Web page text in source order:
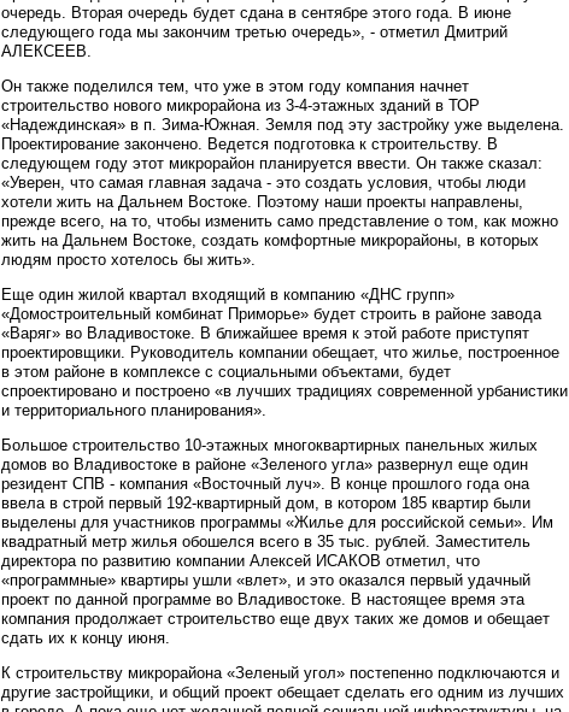
очередь. Вторая очередь будет сдана в сентябре этого года. В июне
следующего года мы закончим третью очередь», - отметил Дмитрий
АЛЕКСЕЕВ.
Он также поделился тем, что уже в этом году компания начнет
строительство нового микрорайона из 3-4-этажных зданий в ТОР
«Надеждинская» в п. Зима-Южная. Земля под эту застройку уже выделена.
Проектирование закончено. Ведется подготовка к строительству. В
следующем году этот микрорайон планируется ввести. Он также сказал:
«Уверен, что самая главная задача - это создать условия, чтобы люди
хотели жить на Дальнем Востоке. Поэтому наши проекты направлены,
прежде всего, на то, чтобы изменить само представление о том, как можно
жить на Дальнем Востоке, создать комфортные микрорайоны, в которых
людям просто хотелось бы жить».
Еще один жилой квартал входящий в компанию «ДНС групп»
«Домостроительный комбинат Приморье» будет строить в районе завода
«Варяг» во Владивостоке. В ближайшее время к этой работе приступят
проектировщики. Руководитель компании обещает, что жилье, построенное
в этом районе в комплексе с социальными объектами, будет
спроектировано и построено «в лучших традициях современной урбанистики
и территориального планирования».
Большое строительство 10-этажных многоквартирных панельных жилых
домов во Владивостоке в районе «Зеленого угла» развернул еще один
резидент СПВ - компания «Восточный луч». В конце прошлого года она
ввела в строй первый 192-квартирный дом, в котором 185 квартир были
выделены для участников программы «Жилье для российской семьи». Им
квадратный метр жилья обошелся всего в 35 тыс. рублей. Заместитель
директора по развитию компании Алексей ИСАКОВ отметил, что
«программные» квартиры ушли «влет», и это оказался первый удачный
проект по данной программе во Владивостоке. В настоящее время эта
компания продолжает строительство еще двух таких же домов и обещает
сдать их к концу июня.
К строительству микрорайона «Зеленый угол» постепенно подключаются и
другие застройщики, и общий проект обещает сделать его одним из лучших